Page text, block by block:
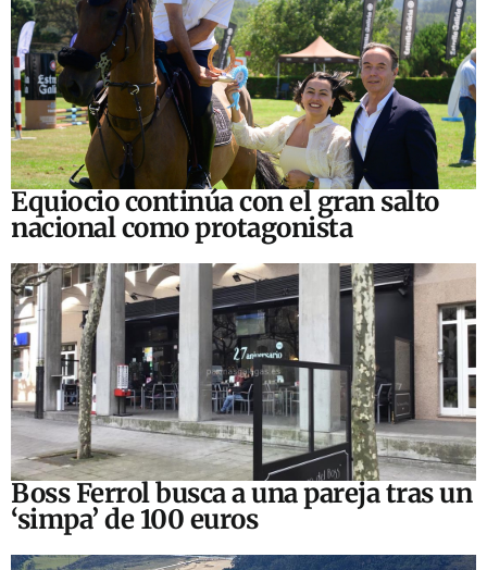
Equiocio continúa con el gran salto
nacional como protagonista
Boss Ferrol busca a una pareja tras un
‘simpa’ de 100 euros